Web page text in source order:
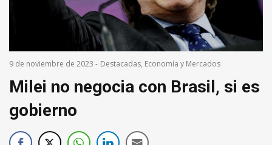
9 de noviembre de 2023 - Destacadas, Economía y Mercados
Milei no negocia con Brasil, si es
gobierno